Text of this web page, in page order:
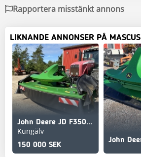
Rapportera misstänkt annons
LIKNANDE ANNONSER PÅ MASCUS
John Deere JD F350R FRONTSLÅTTERKROSS
Kungälv
150 000 SEK